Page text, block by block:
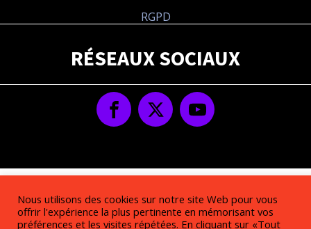
RGPD
RÉSEAUX SOCIAUX
Nous utilisons des cookies sur notre site Web pour vous
offrir l'expérience la plus pertinente en mémorisant vos
préférences et les visites répétées. En cliquant sur «Tout